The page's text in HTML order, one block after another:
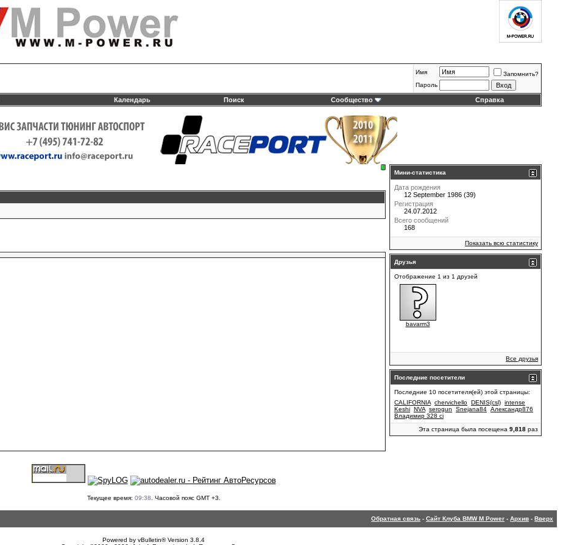
Имя
Запомнить?
Пароль
Календарь Поиск Сообщество Справка
Мини-статистика
Дата рождения
12 September 1986 (39)
Регистрация
24.07.2012
Всего сообщений
168
Показать всю статистику
Друзья
Отображение 1 из 1 друзей
bavarm3
Все друзья
Последние посетители
Последние 10 посетителя(ей) этой страницы:
CALIFORNIA chervichello DENIS(csl) intense
Keshi NVA serogun Snejana84 Александр876
Владимир 328 ci
Эта страница была посещена 9,818 раз
Текущее время: 09:38 . Часовой пояс GMT +3.
Обратная связь - Сайт Клуба BMW M Power - Архив - Вверх
Powered by vBulletin® Version 3.8.4